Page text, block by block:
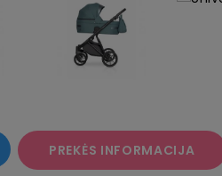
PREKĖS INFORMACIJA